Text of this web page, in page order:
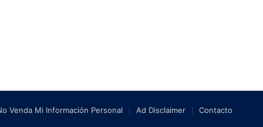
Venda Mi Información Personal Ad Disclaimer Contacto